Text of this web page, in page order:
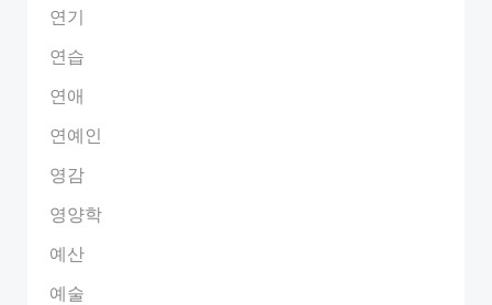
연기
연습
연애
연예인
영감
영양학
예산
예술